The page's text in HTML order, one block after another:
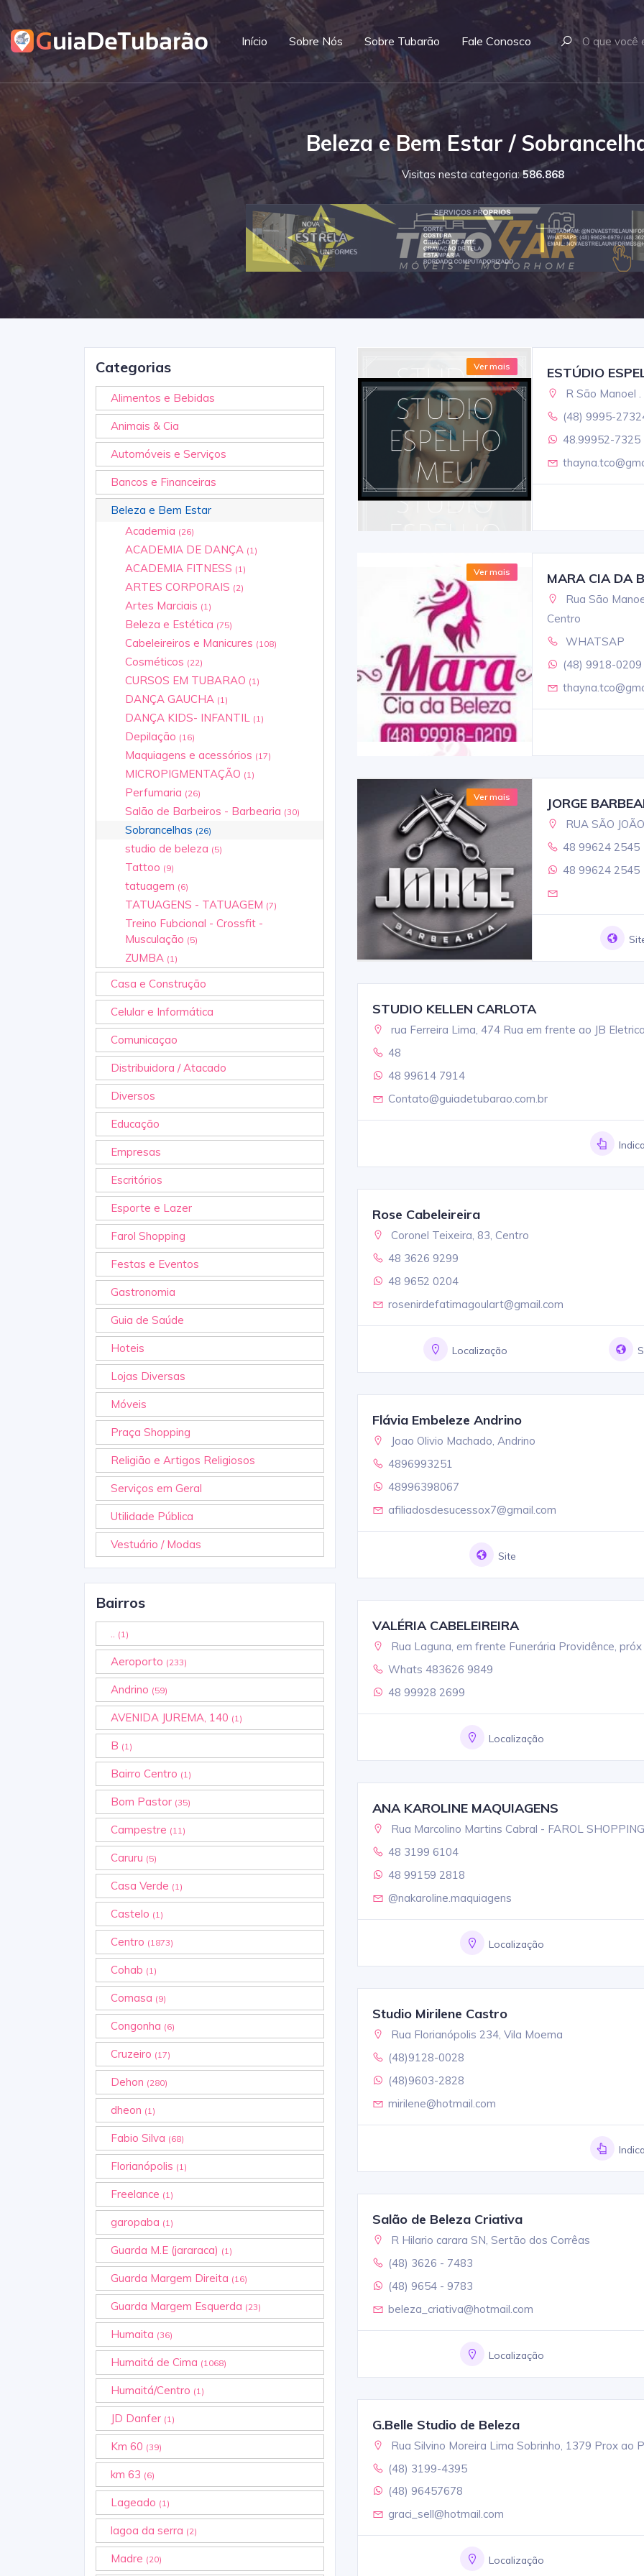
Início Sobre Nós Sobre Tubarão Fale Conosco
Beleza e Bem Estar /
Visitas nesta categoria:586.868
Categorias
Alimentos e Bebidas
Animais & Cia
Automóveis e Serviços
Bancos e Financeiras
Beleza e Bem Estar
Academia (26)
ACADEMIA DE DANÇA (1)
ACADEMIA FITNESS (1)
ARTES CORPORAIS (2)
Artes Marciais (1)
Beleza e Estética (75)
Cabeleireiros e Manicures (108)
Cosméticos (22)
CURSOS EM TUBARAO (1)
DANÇA GAUCHA (1)
DANÇA KIDS- INFANTIL (1)
Depilação (16)
Maquiagens e acessórios (17)
MICROPIGMENTAÇÃO (1)
Perfumaria (26)
Salão de Barbeiros - Barbearia (30)
Sobrancelhas (26)
studio de beleza (5)
Tattoo (9)
tatuagem (6)
TATUAGENS - TATUAGEM (7)
Treino Fubcional - Crossfit -
Musculação (5)
ZUMBA (1)
Casa e Construção
Celular e Informática
Comunicaçao
Distribuidora / Atacado
Diversos
Educação
Empresas
Escritórios
Esporte e Lazer
Farol Shopping
Festas e Eventos
Gastronomia
Guia de Saúde
Hoteis
Lojas Diversas
Móveis
Praça Shopping
Religião e Artigos Religiosos
Serviços em Geral
Utilidade Pública
Vestuário / Modas
Bairros
.. (1)
Aeroporto (233)
Andrino (59)
AVENIDA JUREMA, 140 (1)
B (1)
Bairro Centro (1)
Bom Pastor (35)
Campestre (11)
Caruru (5)
Casa Verde (1)
Castelo (1)
Centro (1873)
Cohab (1)
Comasa (9)
Congonha (6)
Cruzeiro (17)
Dehon (280)
dheon (1)
Fabio Silva (68)
Florianópolis (1)
Freelance (1)
garopaba (1)
Guarda M.E (jararaca) (1)
Guarda Margem Direita (16)
Guarda Margem Esquerda (23)
Humaita (36)
Humaitá de Cima (1068)
Humaitá/Centro (1)
JD Danfer (1)
Km 60 (39)
km 63 (6)
Lageado (1)
lagoa da serra (2)
Madre (20)
Ver mais ESTÚDIO
R São Manoel
(48) 9995-
48.99952-7325
Ver mais MARA CIA DA
Rua São
Centro
WHATSAP
(48) 9918-0209
Ver mais JORGE
RUA SÃO
48 99624 2545
48 99624 2545
STUDIO KELLEN CARLOTA
rua Ferreira Lima, 474 Rua em frente ao JB
48
48 99614 7914
Contato@guiadetubarao.com.br
Rose Cabeleireira
Coronel Teixeira, 83, Centro
48 3626 9299
48 9652 0204
rosenirdefatimagoulart@gmail.com
Localização
Flávia Embeleze Andrino
Joao Olivio Machado, Andrino
4896993251
48996398067
afiliadosdesucessox7@gmail.com
Site
VALÉRIA CABELEIREIRA
Rua Laguna, em frente Funerária Providênce,
Whats 483626 9849
48 99928 2699
Localização
ANA KAROLINE MAQUIAGENS
Rua Marcolino Martins Cabral - FAROL
48 3199 6104
48 99159 2818
@nakaroline.maquiagens
Localização
Studio Mirilene Castro
Rua Florianópolis 234, Vila Moema
(48)9128-0028
(48)9603-2828
mirilene@hotmail.com
Salão de Beleza Criativa
R Hilario carara SN, Sertão dos Corrêas
(48) 3626 - 7483
(48) 9654 - 9783
beleza_criativa@hotmail.com
Localização
G.Belle Studio de Beleza
Rua Silvino Moreira Lima Sobrinho, 1379 Prox ao
(48) 3199-4395
(48) 96457678
graci_sell@hotmail.com
Localização